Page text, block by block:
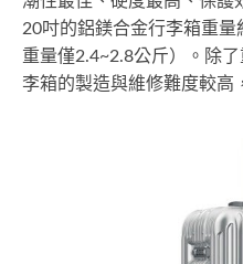
20吋的鋁鎂合金行李箱重
重量僅2.4~2.8公斤）。除
李箱的製造與維修難度較高